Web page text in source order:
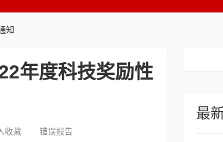
知
年度科技奖励性
收藏 错误报告
最